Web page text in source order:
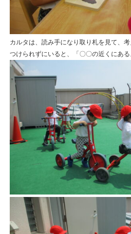
カルタは、読み手になり取り札を見て、
つけられずにいると、「〇〇の近くにある